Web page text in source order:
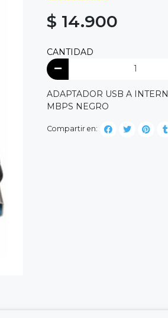
$ 14.900
CANTIDAD
ADAPTADOR USB A
MBPS NEGRO
Compartir en: